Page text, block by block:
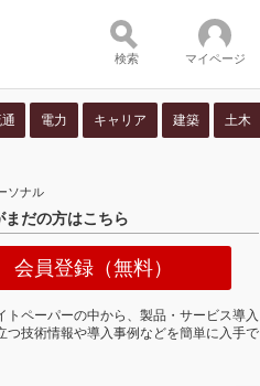
検索 マイページ
電力 キャリア 建築 土木
ソナル
まだの方はこちら
会員登録（無料）
トペーパーの中から、製品・サービス導入
つ技術情報や導入事例などを簡単に入手で